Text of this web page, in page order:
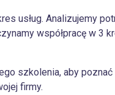
usług. Analizujemy
współpracę w 3
szkolenia, aby
firmy.